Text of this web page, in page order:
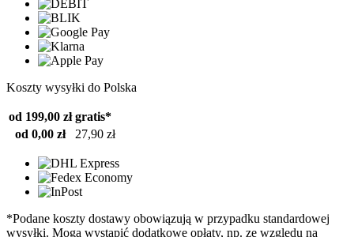
Koszty wysyłki do Polska
od 199,00 zł gratis*
od 0,00 zł
27,90 zł
*Podane koszty dostawy obowiązują w przypadku standardowej
wysyłki. Mogą wystąpić dodatkowe opłaty, np. ze względu na